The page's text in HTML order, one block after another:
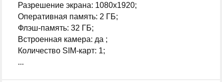
Разрешение экрана: 1080x1920;
Оперативная память: 2 ГБ;
Флэш-память: 32 ГБ;
Встроенная камера: да ;
Количество SIM-карт: 1;
...